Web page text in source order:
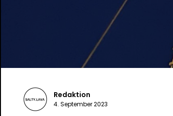
Redaktion
4. September 2023